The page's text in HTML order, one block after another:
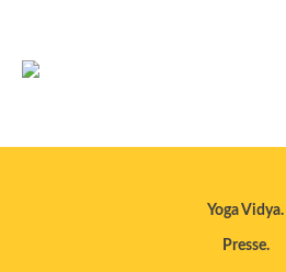
Yoga Vidya
Presse